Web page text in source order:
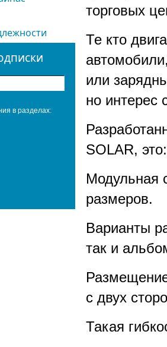
в разделах:
торговых
Те кто
или
но интерес
SOLAR, это:
Модульная
размеров.
Варианты
так и
с двух
Такая